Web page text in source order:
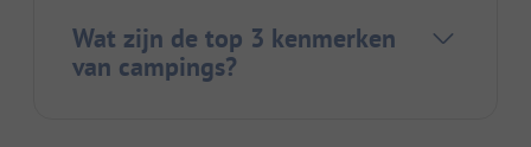
Wat zijn de top 3 kenmerken
van campings?